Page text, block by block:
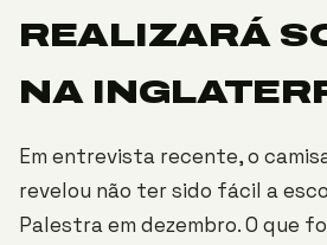
REALIZARÁ
NA
Em entrevista recente, o
revelou não ter sido fácil a
Palestra em dezembro. O que